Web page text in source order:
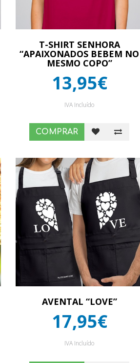
T-SHIRT SENHORA
“APAIXONADOS BEBEM NO
MESMO COPO”
13,95€
IVA Incluído
COMPRAR
AVENTAL “LOVE”
17,95€
IVA Incluído